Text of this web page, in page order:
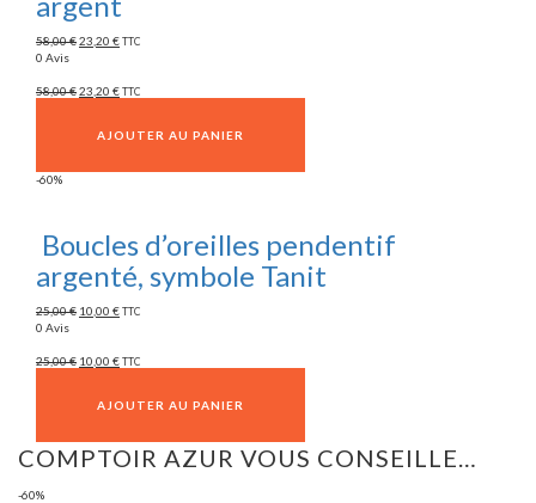
58,00€23,20 € TTC
0 Avis
58,00€23,20 € TTC
AJOUTER AU PANIER
-60%
Boucles d’oreilles pendentif
argenté, symbole Tanit
25,00€ 10,00 € TTC
0 Avis
25,00€ 10,00 € TTC
AJOUTER AU PANIER
COMPTOIR AZUR VOUS CONSEILLE…
-60%